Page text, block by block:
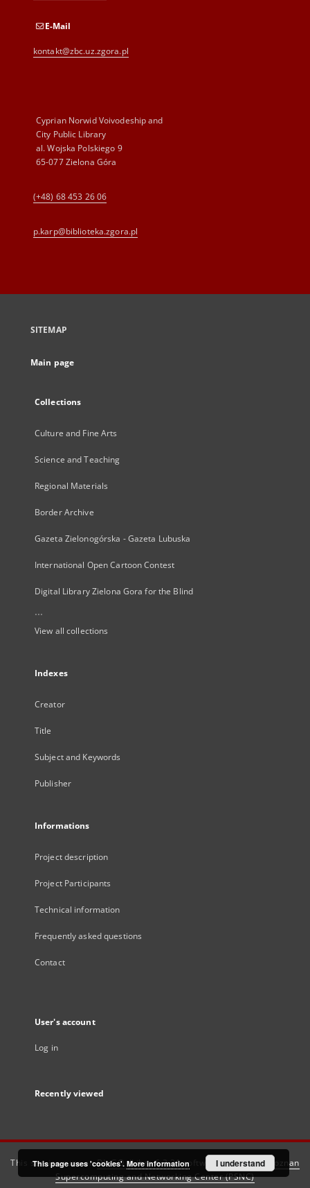
E-Mail
kontakt@zbc.uz.zgora.pl
Cyprian Norwid Voivodeship and
City Public Library
al. Wojska Polskiego 9
65-077 Zielona Góra
(+48) 68 453 26 06
p.karp@biblioteka.zgora.pl
SITEMAP
Main page
Collections
Culture and Fine Arts
Science and Teaching
Regional Materials
Border Archive
Gazeta Zielonogórska - Gazeta Lubuska
International Open Cartoon Contest
Digital Library Zielona Gora for the Blind
...
View all collections
Indexes
Creator
Title
Subject and Keywords
Publisher
Informations
Project description
Project Participants
Technical information
Frequently asked questions
Contact
User's account
Log in
Recently viewed
This service runs onDInGO dLibra 6.3.21software created by
Poznan
Supercomputing and Networking Center (PSNC)
This page uses 'cookies'. More information I understand